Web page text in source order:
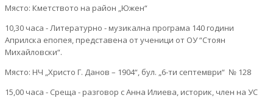
Място: Кметството на район „Южен“
10,30 часа - Литературно - музикална програма 140 години
Априлска епопея, представена от ученици от ОУ “Стоян
Михайловски“.
Място: НЧ „Христо Г. Данов – 1904“, бул. „6-ти септември“ № 128
15,00 часа - Среща - разговор с Анна Илиева, историк, член на УС